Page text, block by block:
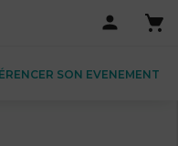
SON EVENEMENT